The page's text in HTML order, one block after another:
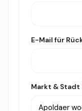
E-Mail für
Markt & Stadt